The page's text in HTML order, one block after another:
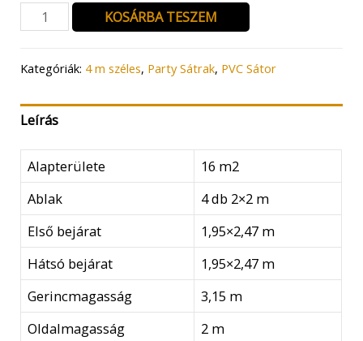
Party
Sátor
m,
PVC
mennyiség
KOSÁRBA TESZEM
Kategóriák: 4 m széles, Party Sátrak, PVC Sátor
Leírás
Alapterülete
16 m2
Ablak
4 db 2×2 m
Első bejárat
1,95×2,47 m
Hátsó bejárat
1,95×2,47 m
Gerincmagasság
3,15 m
Oldalmagasság
2 m